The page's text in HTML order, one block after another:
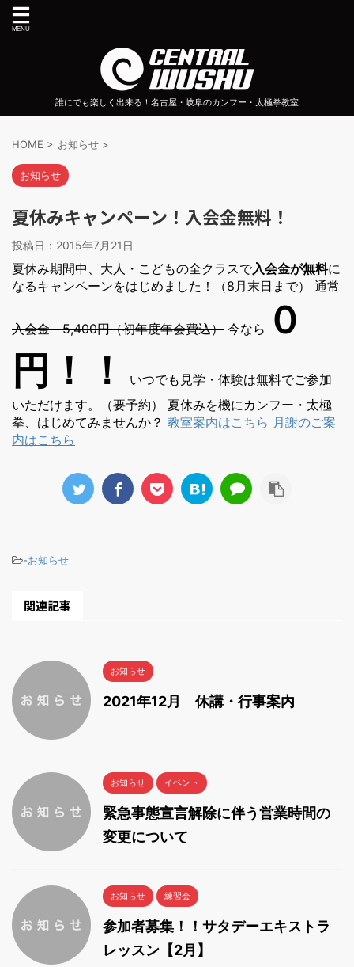
誰にでも楽しく出来る！名古屋・岐阜のカンフー・太極拳教室
HOME > お知らせ >
お知らせ
夏休みキャンペーン！入会金無料！
投稿日： 2015年7月21日
夏休み期間中、大人・こどもの全クラスで入会金が無料に
なるキャンペーンをはじめました！（8月末日まで） 通常
入会金 5,400円（初年度年会費込） 今なら
０
円！！
いつでも見学・体験は無料でご参加
いただけます。（要予約） 夏休みを機にカンフー・太極
拳、はじめてみませんか？ 教室案内はこちら 月謝のご案
内はこちら
-お知らせ
関連記事
お知らせ
2021年12月 休講・行事案内
お知らせ イベント
緊急事態宣言解除に伴う営業時間の
変更について
お知らせ 練習会
参加者募集！！サタデーエキストラ
レッスン【2月】